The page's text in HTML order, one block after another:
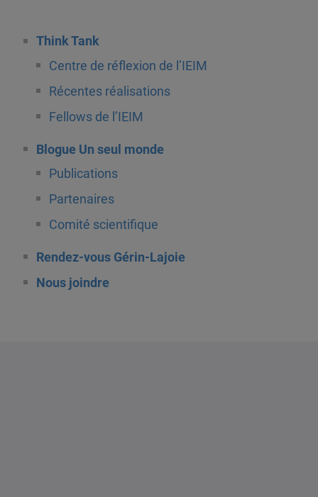
Think Tank
Centre de réflexion de l’IEIM
Récentes réalisations
Fellows de l’IEIM
Blogue Un seul monde
Publications
Partenaires
Comité scientifique
Rendez-vous Gérin-Lajoie
Nous joindre